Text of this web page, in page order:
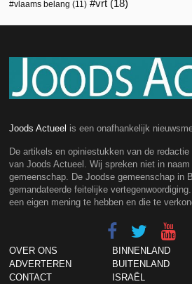
vlaams belang (11) vrt (18)
Joods Actueel is een onafhankelijk
De artikels en opiniestukken van de
van Joods Actueel. Wij spreken niet in
gemeenschap. De Joodse gemeenschap in
gemandateerde feitelijke
een eigen mening te hebben en die te
OVER ONS
ADVERTEREN
CONTACT
BINNENLAND
BUITENLAND
ISRAËL